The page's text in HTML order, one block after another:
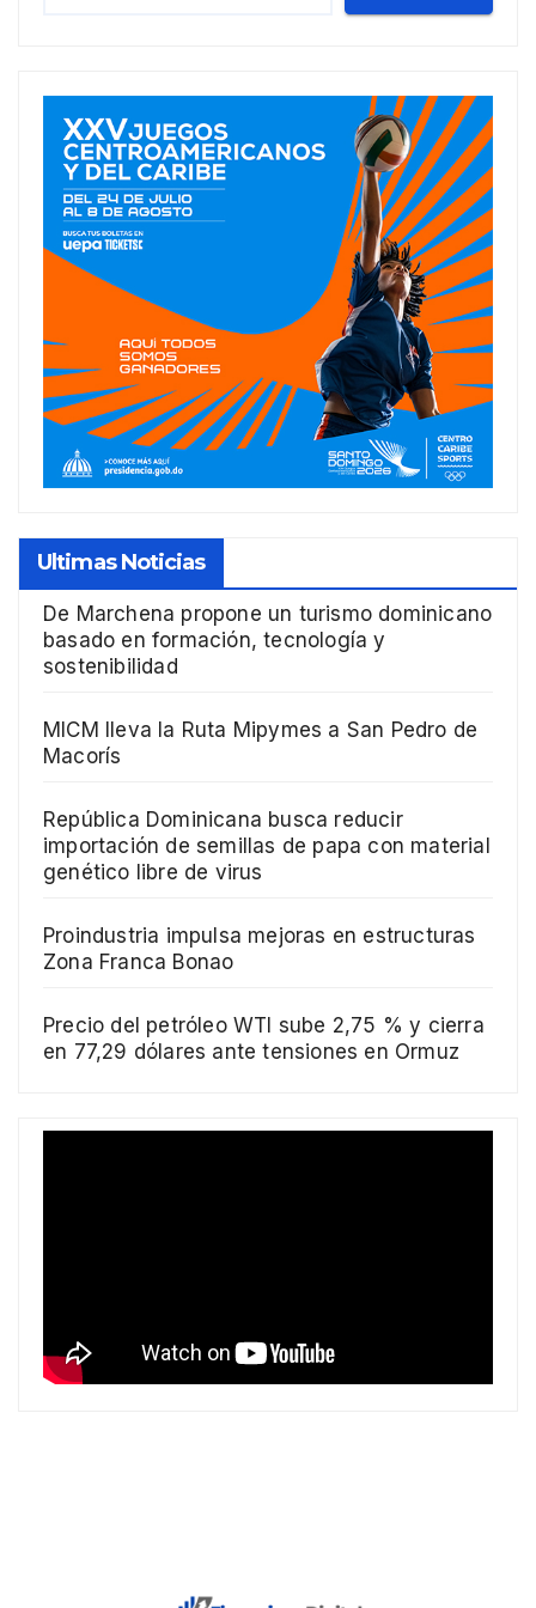
Ultimas Noticias
De Marchena propone un turismo dominicano
basado en formación, tecnología y
sostenibilidad
MICM lleva la Ruta Mipymes a San Pedro de
Macorís
República Dominicana busca reducir
importación de semillas de papa con material
genético libre de virus
Proindustria impulsa mejoras en estructuras
Zona Franca Bonao
Precio del petróleo WTI sube 2,75 % y cierra
en 77,29 dólares ante tensiones en Ormuz